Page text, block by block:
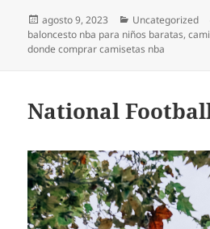
Publicado
el
agosto 9, 2023 Categorías
Uncategorized
baloncesto nba para niños baratas,
donde comprar camisetas nba
National